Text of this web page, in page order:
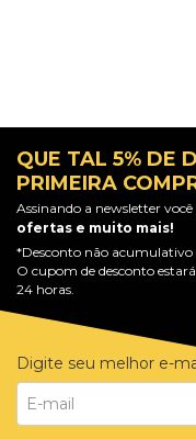
QUE TAL 5% DE
PRIMEIRA
Assinando a newsletter
ofertas e muito mais!
*Desconto não acumulativo
O cupom de desconto
24 horas.
Digite seu melhor e-